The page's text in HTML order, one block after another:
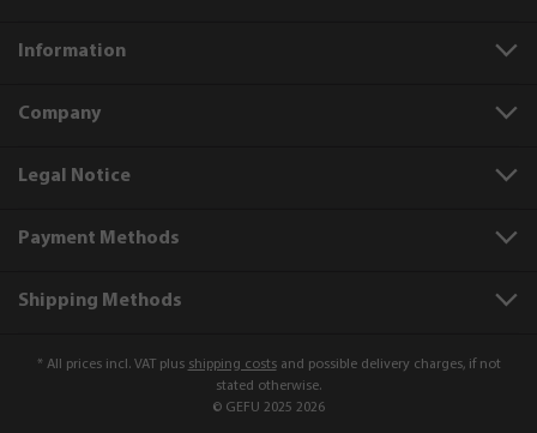
Information
Company
Legal Notice
Payment Methods
Shipping Methods
* All prices incl. VAT plus shipping costsand possible delivery charges, if not
stated otherwise.
© GEFU 2025 2026